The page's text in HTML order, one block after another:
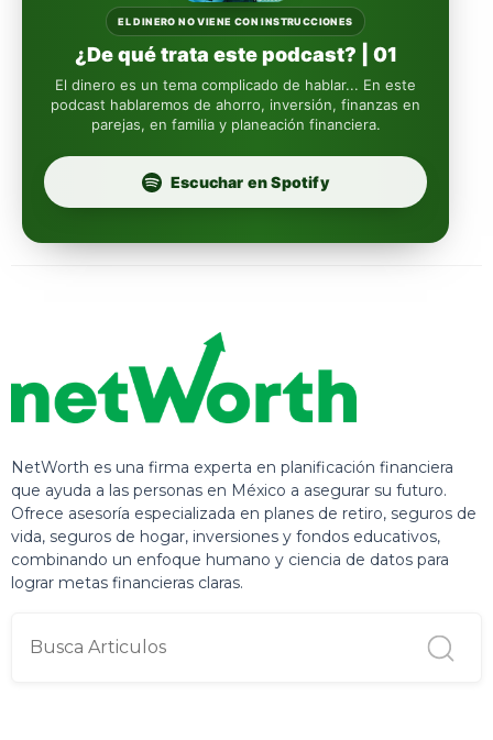
NetWorth es una firma experta en planificación financiera
que ayuda a las personas en México a asegurar su futuro.
Ofrece asesoría especializada en planes de retiro, seguros de
vida, seguros de hogar, inversiones y fondos educativos,
combinando un enfoque humano y ciencia de datos para
lograr metas financieras claras.
Sura
Insignia Life
Profuturo
EL DINERO NO VIENE CON INSTRUCCIONES
¿De qué trata este podcast? | 01
El dinero es un tema complicado de hablar... En este
podcast hablaremos de ahorro, inversión, finanzas en
parejas, en familia y planeación financiera.
Escuchar en Spotify